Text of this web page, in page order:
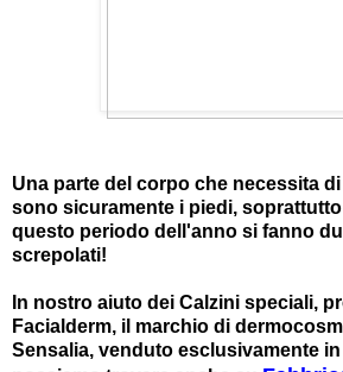
Una parte del corpo che necessita
sono sicuramente i piedi,
questo periodo dell'anno si fanno
screpolati!
In nostro aiuto dei Calzini speciali,
Facialderm, il marchio di
Sensalia, venduto esclusivamente